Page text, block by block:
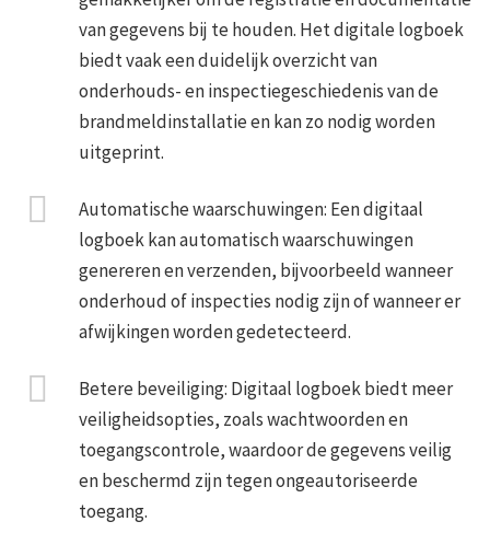
van gegevens bij te houden. Het digitale logboek
biedt vaak een duidelijk overzicht van
onderhouds- en inspectiegeschiedenis van de
brandmeldinstallatie en kan zo nodig worden
uitgeprint.
Automatische waarschuwingen: Een digitaal
logboek kan automatisch waarschuwingen
genereren en verzenden, bijvoorbeeld wanneer
onderhoud of inspecties nodig zijn of wanneer er
afwijkingen worden gedetecteerd.
Betere beveiliging: Digitaal logboek biedt meer
veiligheidsopties, zoals wachtwoorden en
toegangscontrole, waardoor de gegevens veilig
en beschermd zijn tegen ongeautoriseerde
toegang.